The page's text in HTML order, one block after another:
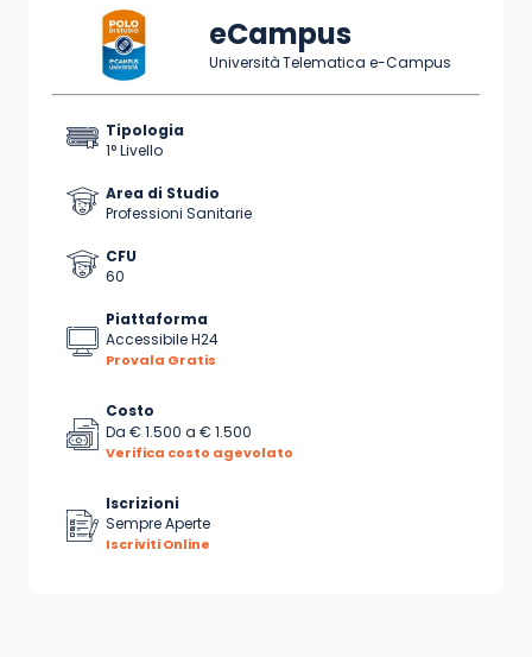
eCampus
Università Telematica e-Campus
Tipologia
1° Livello
Area di Studio
Professioni Sanitarie
CFU
60
Piattaforma
Accessibile H24
Provala Gratis
Costo
Da € 1.500 a € 1.500
Verifica costo agevolato
Iscrizioni
Sempre Aperte
Iscriviti Online